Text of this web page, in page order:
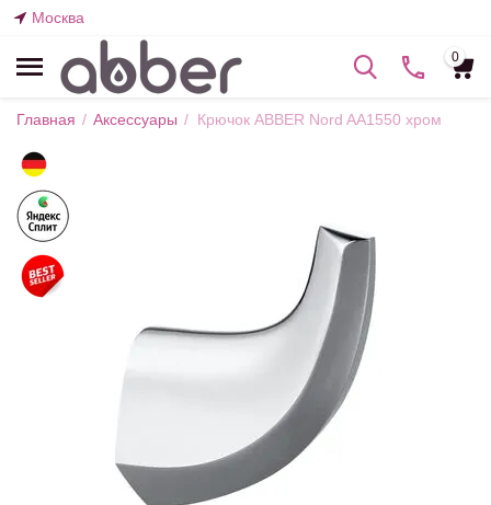
Москва
0
Главная / Аксессуары / Крючок ABBER Nord AA1550 хром